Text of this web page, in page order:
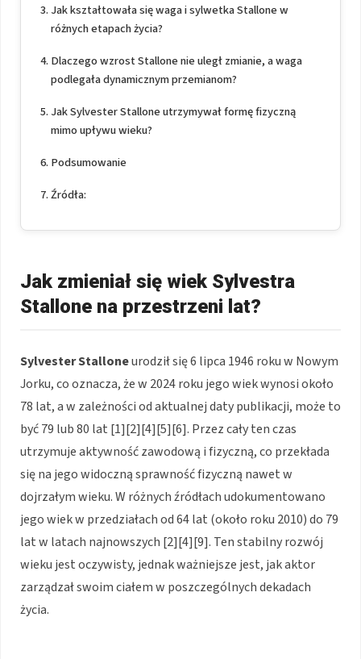
Jak kształtowała się waga i sylwetka Stallone w
różnych etapach życia?
Dlaczego wzrost Stallone nie uległ zmianie, a waga
podlegała dynamicznym przemianom?
Jak Sylvester Stallone utrzymywał formę fizyczną
mimo upływu wieku?
Podsumowanie
Źródła:
Jak zmieniał się wiek Sylvestra
Stallone na przestrzeni lat?
Sylvester Stalloneurodził się 6 lipca 1946 roku w Nowym
Jorku, co oznacza, że w 2024 roku jego wiek wynosi około
78 lat, a w zależności od aktualnej daty publikacji, może to
być 79 lub 80 lat [1][2][4][5][6]. Przez cały ten czas
utrzymuje aktywność zawodową i fizyczną, co przekłada
się na jego widoczną sprawność fizyczną nawet w
dojrzałym wieku. W różnych źródłach udokumentowano
jego wiek w przedziałach od 64 lat (około roku 2010) do 79
lat w latach najnowszych [2][4][9]. Ten stabilny rozwój
wieku jest oczywisty, jednak ważniejsze jest, jak aktor
zarządzał swoim ciałem w poszczególnych dekadach
życia.